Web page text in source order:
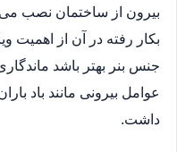
بیرون از ساختمان نصب می
بکار رفته در آن از اهمیت
جنس بنر بهتر باشد
عوامل بیرونی مانند باد
داشت.